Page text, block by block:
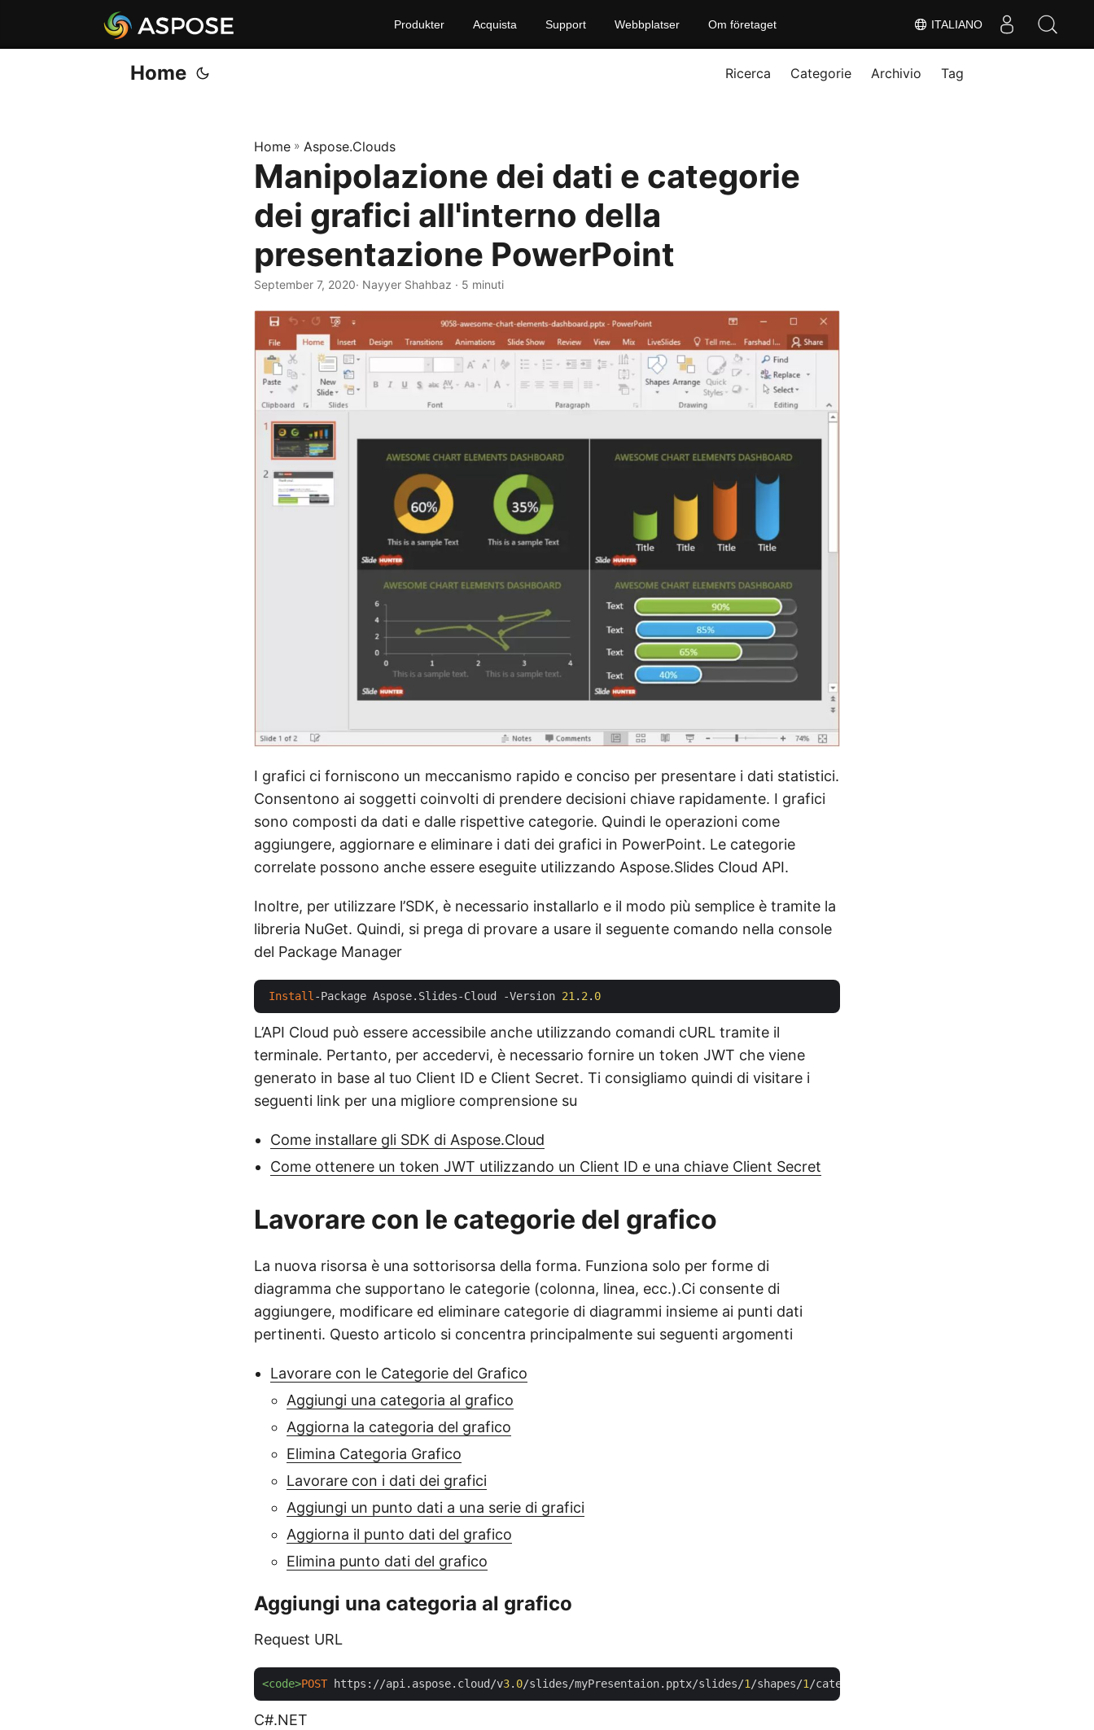
ITALIANO
Produkter Acquista Support Webbplatser Om företaget
Home Ricerca Categorie Archivio Tag
Home » Aspose.Clouds
Manipolazione dei dati e categorie
dei grafici all'interno della
presentazione PowerPoint
September 7, 2020· Nayyer Shahbaz · 5 minuti
I grafici ci forniscono un meccanismo rapido e conciso per presentare i dati statistici.
Consentono ai soggetti coinvolti di prendere decisioni chiave rapidamente. I grafici
sono composti da dati e dalle rispettive categorie. Quindi le operazioni come
aggiungere, aggiornare e eliminare i dati dei grafici in PowerPoint. Le categorie
correlate possono anche essere eseguite utilizzando Aspose.Slides Cloud API.
Inoltre, per utilizzare l’SDK, è necessario installarlo e il modo più semplice è tramite la
libreria NuGet. Quindi, si prega di provare a usare il seguente comando nella console
del Package Manager
Install-Package Aspose.Slides-Cloud -Version 21. 2. 0
L’API Cloud può essere accessibile anche utilizzando comandi cURL tramite il
terminale. Pertanto, per accedervi, è necessario fornire un token JWT che viene
generato in base al tuo Client ID e Client Secret. Ti consigliamo quindi di visitare i
seguenti link per una migliore comprensione su
Come installare gli SDK di Aspose.Cloud
Come ottenere un token JWT utilizzando un Client ID e una chiave Client Secret
Lavorare con le categorie del grafico
La nuova risorsa è una sottorisorsa della forma. Funziona solo per forme di
diagramma che supportano le categorie (colonna, linea, ecc.).Ci consente di
aggiungere, modificare ed eliminare categorie di diagrammi insieme ai punti dati
pertinenti. Questo articolo si concentra principalmente sui seguenti argomenti
Lavorare con le Categorie del Grafico
Aggiungi una categoria al grafico
Aggiorna la categoria del grafico
Elimina Categoria Grafico
Lavorare con i dati dei grafici
Aggiungi un punto dati a una serie di grafici
Aggiorna il punto dati del grafico
Elimina punto dati del grafico
Aggiungi una categoria al grafico
Request URL
<code>POST https://api.aspose.cloud/v3. 0/slides/myPresentaion.pptx/slides/1/shapes/1
C#.NET